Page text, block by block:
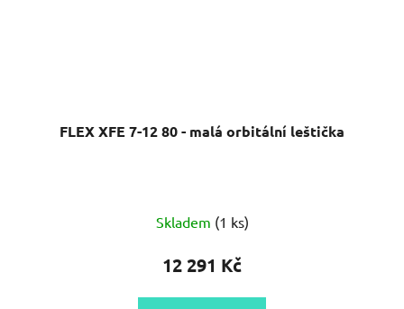
FLEX XFE 7-12 80 - malá orbitální leštička
Skladem (1 ks)
12 291 Kč